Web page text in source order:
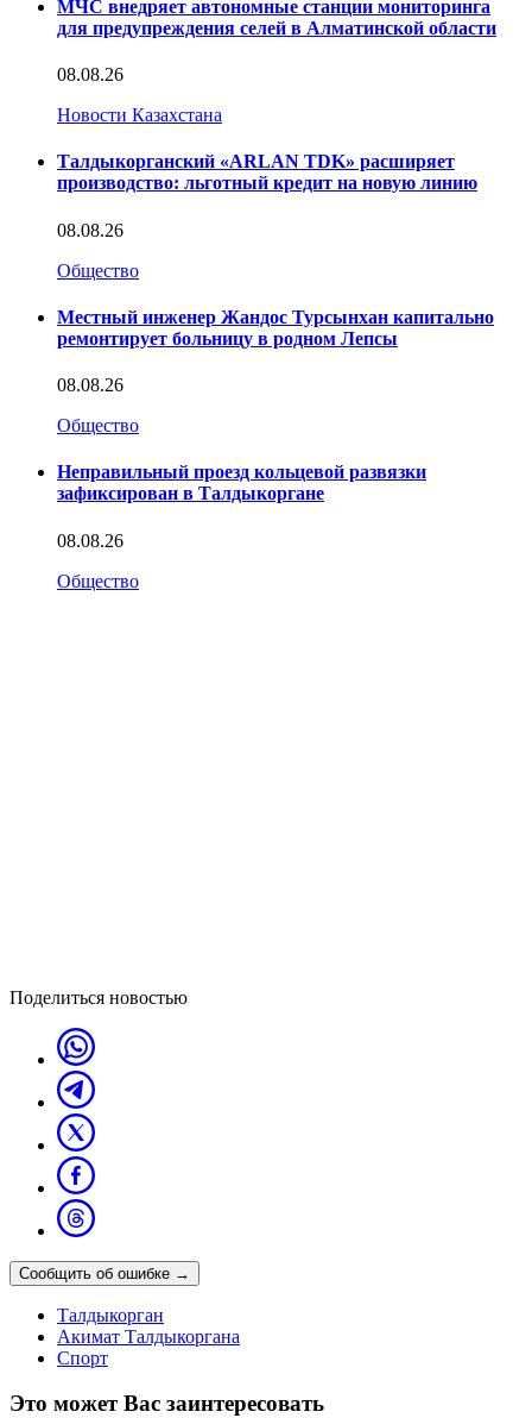
МЧС внедряет автономные станции мониторинга
для предупреждения селей в Алматинской области
08.08.26
Новости Казахстана
Талдыкорганский «ARLAN TDK» расширяет
производство: льготный кредит на новую линию
08.08.26
Общество
Местный инженер Жандос Турсынхан капитально
ремонтирует больницу в родном Лепсы
08.08.26
Общество
Неправильный проезд кольцевой развязки
зафиксирован в Талдыкоргане
08.08.26
Общество
Поделиться новостью
Сообщить об ошибке →
Талдыкорган
Акимат Талдыкоргана
Спорт
Это может Вас заинтересовать